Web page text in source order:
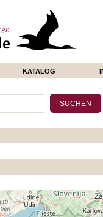
KATALOG